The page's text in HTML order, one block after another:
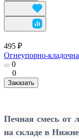
495 ₽
Огнеупорно-
0
0
Заказать
Печная смесь от
на складе в